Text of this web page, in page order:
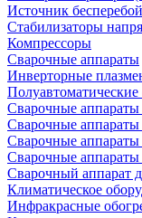
Источник
Стабилизаторы
Компрессоры
Сварочные аппараты
Инверторные
Сварочные аппараты
Сварочные
Сварочные
Сварочные
Сварочный аппарат
Климатическое
Инфракрасные